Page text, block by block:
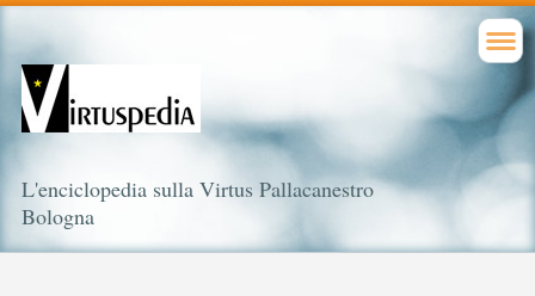
L'enciclopedia sulla Virtus Pallacanestro
Bologna